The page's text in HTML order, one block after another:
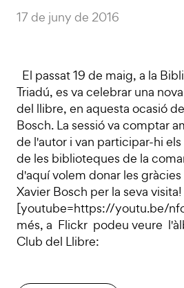
17 de juny de 2016
El passat 19 de maig, a la
Triadú, es va celebrar una
del llibre, en aquesta ocasió
Bosch. La sessió va comptar
de l'autor i van participar-hi
de les biblioteques de la
d'aquí volem donar les
Xavier Bosch per la seva visita!
[youtube=https://youtu.be/
més, a Flickr podeu veure
Club del Llibre: